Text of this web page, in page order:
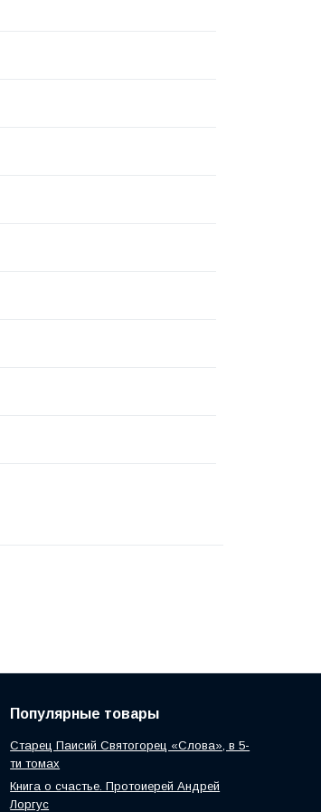
Популярные товары
Старец Паисий Святогорец «Слова», в 5-
ти томах
Книга о счастье. Протоиерей Андрей
Лоргус